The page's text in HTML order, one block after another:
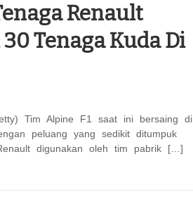
Renault
Tenaga Kuda Di
Tim Alpine F1 saat ini bersaing di
peluang yang sedikit ditumpuk
digunakan oleh tim pabrik […]